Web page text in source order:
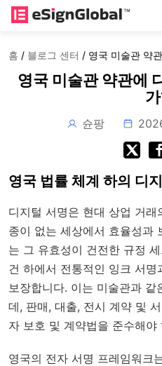
홈 / 블로그 센터 / 영국 미술관 약
영국 미술관 약관에
슌팡
영국 법률 체계 하의 디
디지털 서명은 현대 상업 거
종이 없는 세상에서 효율성과
는 그 유효성이 건전한 규정
건 하에서 전통적인 잉크 서
보장합니다. 이는 미술관과
데, 판매, 대출, 전시 계약 및
자 보호 및 계약법을 준수해야
영국의 전자 서명 프레임워크